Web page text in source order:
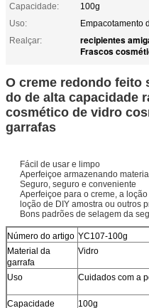
Capacidade:
100g
Uso:
Empacotamento
Realçar:
recipientes
Frascos
O creme redondo feito
do de alta capacidade
cosmético de vidro
garrafas
Fácil de usar e limpo
Aperfeiçoe armazenando
Seguro, seguro e conveniente
Aperfeiçoe para o creme, a
loção de DIY amostra ou outros
Bons padrões de selagem da
Número do artigo YC107-100g
Material da
garrafa
Vidro
Uso Cuidados com a
Capacidade
100g